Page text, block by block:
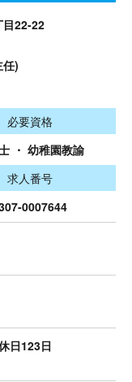
目22-22
)
必要資格
・ 幼稚園教諭
求人番号
0007644
日123日